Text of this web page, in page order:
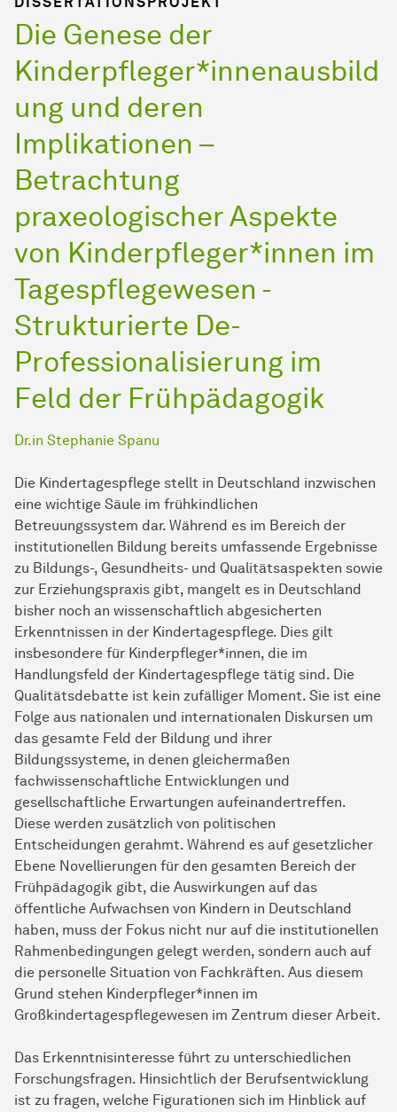
Die Genese der
Kinderpfleger*innenausbild
ung und deren
Implikationen –
Betrachtung
praxeologischer Aspekte
von Kinderpfleger*innen im
Tagespflegewesen -
Strukturierte De-
Professionalisierung im
Feld der Frühpädagogik
Dr.in Stephanie Spanu
Die Kindertagespflege stellt in Deutschland inzwischen
eine wichtige Säule im frühkindlichen
Betreuungssystem dar. Während es im Bereich der
institutionellen Bildung bereits umfassende Ergebnisse
zu Bildungs-, Gesundheits- und Qualitätsaspekten sowie
zur Erziehungspraxis gibt, mangelt es in Deutschland
bisher noch an wissenschaftlich abgesicherten
Erkenntnissen in der Kindertagespflege. Dies gilt
insbesondere für Kinderpfleger*innen, die im
Handlungsfeld der Kindertagespflege tätig sind. Die
Qualitätsdebatte ist kein zufälliger Moment. Sie ist eine
Folge aus nationalen und internationalen Diskursen um
das gesamte Feld der Bildung und ihrer
Bildungssysteme, in denen gleichermaßen
fachwissenschaftliche Entwicklungen und
gesellschaftliche Erwartungen aufeinandertreffen.
Diese werden zusätzlich von politischen
Entscheidungen gerahmt. Während es auf gesetzlicher
Ebene Novellierungen für den gesamten Bereich der
Frühpädagogik gibt, die Auswirkungen auf das
öffentliche Aufwachsen von Kindern in Deutschland
haben, muss der Fokus nicht nur auf die institutionellen
Rahmenbedingungen gelegt werden, sondern auch auf
die personelle Situation von Fachkräften. Aus diesem
Grund stehen Kinderpfleger*innen im
Großkindertagespflegewesen im Zentrum dieser Arbeit.
Das Erkenntnisinteresse führt zu unterschiedlichen
Forschungsfragen. Hinsichtlich der Berufsentwicklung
ist zu fragen, welche Figurationen sich im Hinblick auf